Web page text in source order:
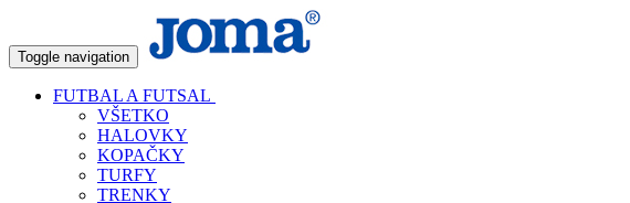
Toggle navigation
FUTBAL A FUTSAL
VŠETKO
HALOVKY
KOPAČKY
TURFY
TRENKY